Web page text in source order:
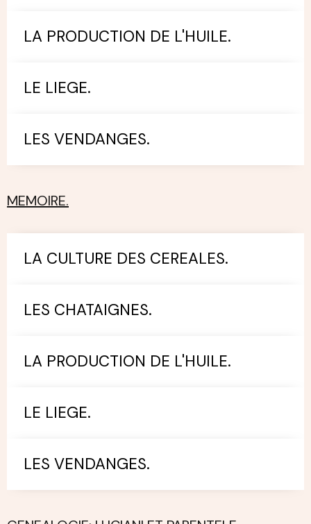
LA PRODUCTION DE L'HUILE.
LE LIEGE.
LES VENDANGES.
MEMOIRE.
LA CULTURE DES CEREALES.
LES CHATAIGNES.
LA PRODUCTION DE L'HUILE.
LE LIEGE.
LES VENDANGES.